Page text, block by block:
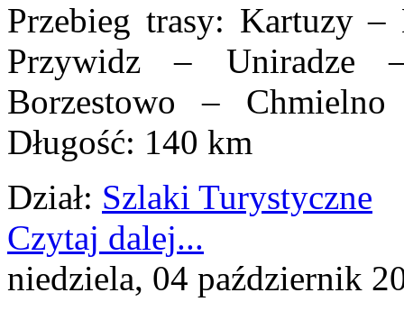
Przebieg trasy: Kartuzy –
Przywidz – Uniradze
Borzestowo –
Długość: 140 km
Dział: Szlaki Turystyczne
Czytaj dalej...
niedziela, 04 październik